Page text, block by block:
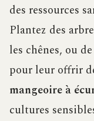
des ressources
Plantez des
les chênes, ou
pour leur offrir
mangeoire à
cultures